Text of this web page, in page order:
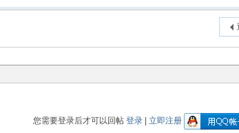
您需要登录后才可以回帖 登录| 立即注册